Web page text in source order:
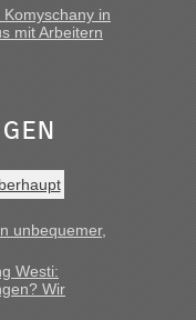
in
mit Arbeitern
unbequemer,
Westi:
Wir